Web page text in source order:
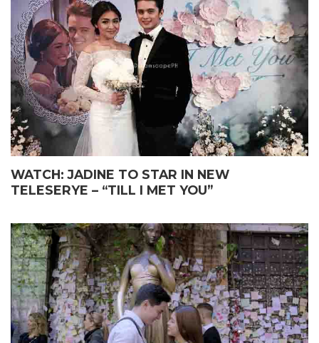
WATCH: JADINE TO STAR IN NEW
TELESERYE – “TILL I MET YOU”